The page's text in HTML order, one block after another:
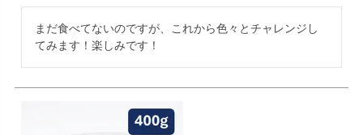
まだ食べてないのですが、これから色々とチャレンジし
てみます！楽しみです！